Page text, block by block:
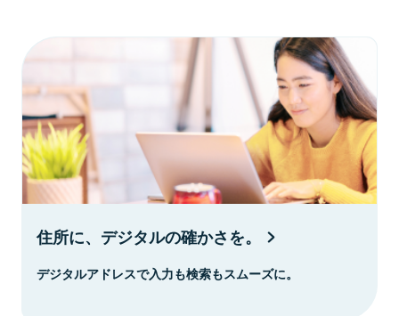
住所に、デジタルの確かさを。
デジタルアドレスで入力も検索もスムーズに。